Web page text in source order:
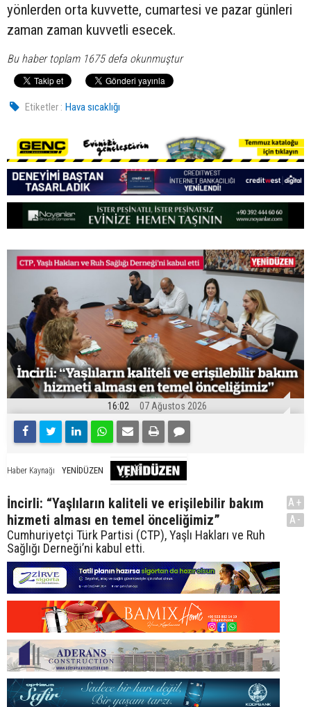
yönlerden orta kuvvette, cumartesi ve pazar günleri
zaman zaman kuvvetli esecek.
Bu haber toplam 1675 defa okunmuştur
Etiketler : Hava sıcaklığı
16:02 07 Ağustos 2026
Haber Kaynağı YENİDÜZEN
İncirli: “Yaşlıların kaliteli ve erişilebilir bakım
hizmeti alması en temel önceliğimiz”
Cumhuriyetçi Türk Partisi (CTP), Yaşlı Hakları ve Ruh
Sağlığı Derneği’ni kabul etti.
A+
A-